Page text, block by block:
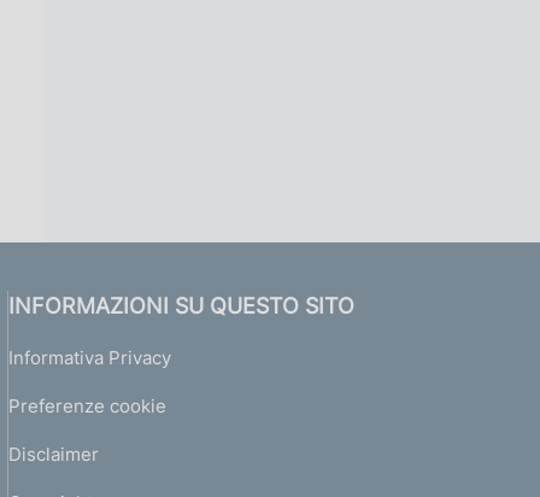
INFORMAZIONI SU QUESTO SITO
Informativa Privacy
Preferenze cookie
Disclaimer